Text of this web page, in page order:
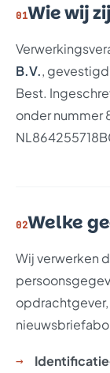
01Wie wij
B.V., gevestigd
Best.
onder nummer
02Welke
Wij verwerken